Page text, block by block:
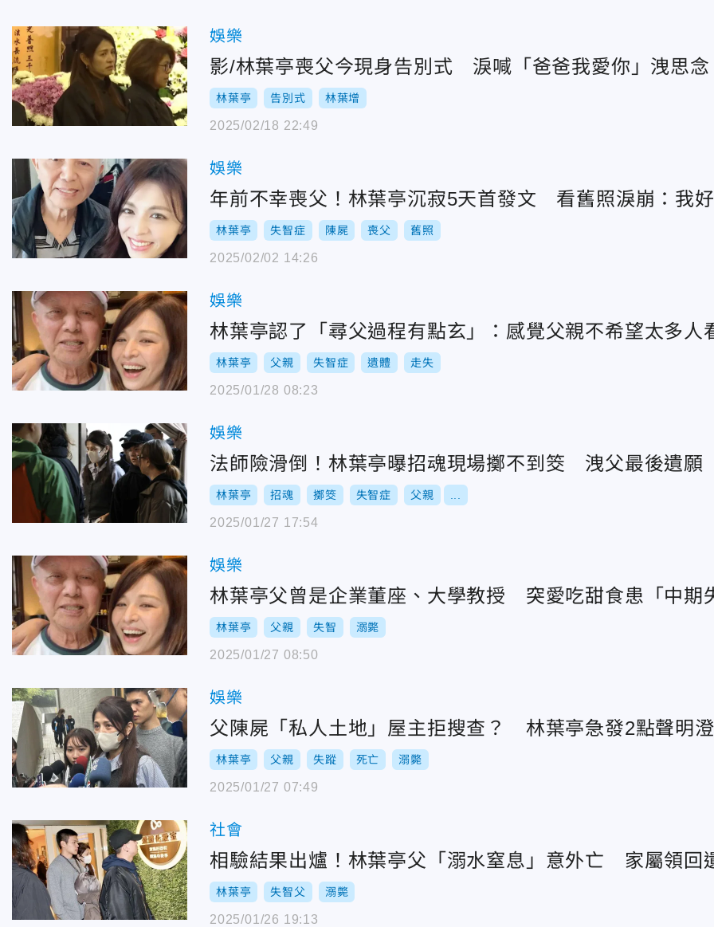
娛樂
影/林葉亭喪父今現身告別式 淚喊「爸爸我愛你」洩思念
林葉亭 告別式 林葉增
2025/02/18 22:49
娛樂
年前不幸喪父！林葉亭沉寂5天首發文 看舊照淚崩：我
林葉亭 失智症 陳屍 喪父 舊照
2025/02/02 14:26
娛樂
林葉亭認了「尋父過程有點玄」：感覺父親不希望太多人
林葉亭 父親 失智症 遺體 走失
2025/01/28 08:23
娛樂
法師險滑倒！林葉亭曝招魂現場擲不到筊 洩父最後遺願
林葉亭 招魂 擲筊 失智症 父親
2025/01/27 17:54
娛樂
林葉亭父曾是企業董座、大學教授 突愛吃甜食患「中期
林葉亭 父親 失智 溺斃
2025/01/27 08:50
娛樂
父陳屍「私人土地」屋主拒搜查？ 林葉亭急發2點聲明
林葉亭 父親 失蹤 死亡 溺斃
2025/01/27 07:49
社會
相驗結果出爐！林葉亭父「溺水窒息」意外亡 家屬領回
林葉亭 失智父 溺斃
2025/01/26 19:13